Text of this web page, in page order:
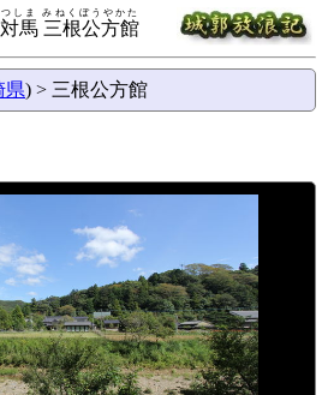
対馬 三根公方館
つしま みねくぼうやかた
県) > 三根公方館